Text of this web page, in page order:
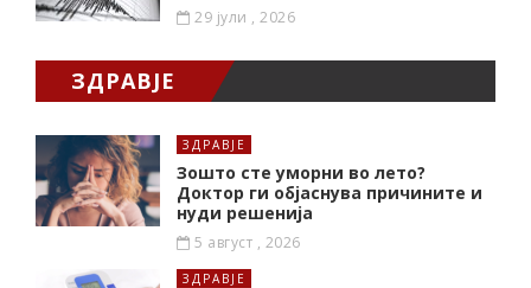
29 јули , 2026
ЗДРАВЈЕ
ЗДРАВЈЕ
Зошто сте уморни во лето?
Доктор ги објаснува причините и
нуди решенија
5 август , 2026
ЗДРАВЈЕ